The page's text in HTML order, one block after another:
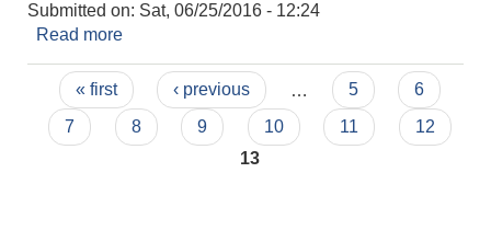
Submitted on: Sat, 06/25/2016 - 12:24
Read more
Pages
« first ‹ previous 5
6
7
8 9 10 11
12
13